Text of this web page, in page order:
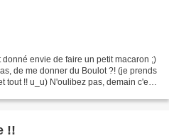
envie de faire un petit macaron ;)
de me donner du Boulot ?! (je prends
tout !! u_u) N'oulibez pas, demain c'est
!!